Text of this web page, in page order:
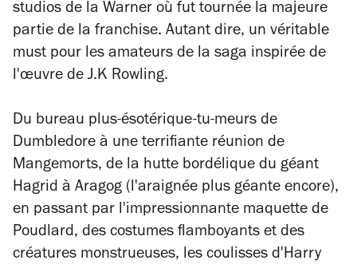
studios de la Warner où fut tournée la majeure
partie de la franchise. Autant dire, un véritable
must pour les amateurs de la saga inspirée de
l'œuvre de J.K Rowling.
Du bureau plus-ésotérique-tu-meurs de
Dumbledore à une terrifiante réunion de
Mangemorts, de la hutte bordélique du géant
Hagrid à Aragog (l'araignée plus géante encore),
en passant par l'impressionnante maquette de
Poudlard, des costumes flamboyants et des
créatures monstrueuses, les coulisses d'Harry